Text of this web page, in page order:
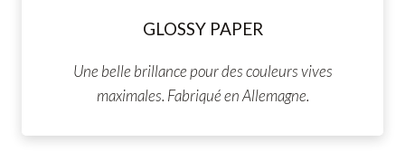
GLOSSY PAPER
Une belle brillance pour des couleurs vives
maximales. Fabriqué en Allemagne.